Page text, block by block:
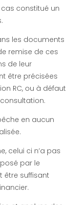
constitué un
les documents
remise de ces
de leur
être précisées
RC, ou à défaut
en aucun
celui ci n’a pas
par le
être suffisant